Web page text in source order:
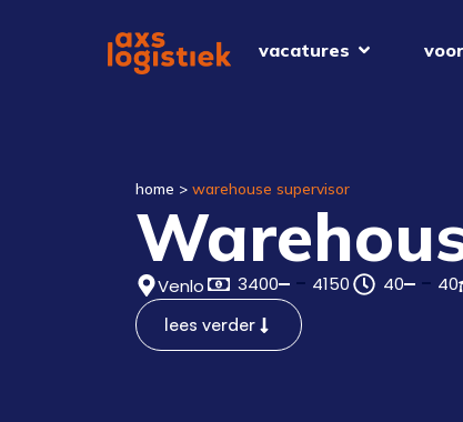
vacatures
home > warehouse supervisor
Venlo 3400 4150 40 40
lees verder